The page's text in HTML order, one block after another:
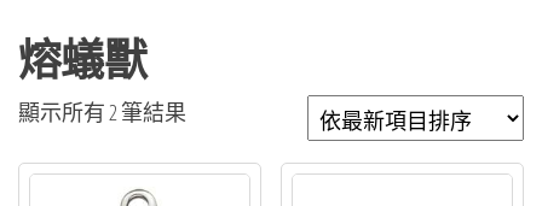
熔蟻獸
顯示所有 2 筆結果
新